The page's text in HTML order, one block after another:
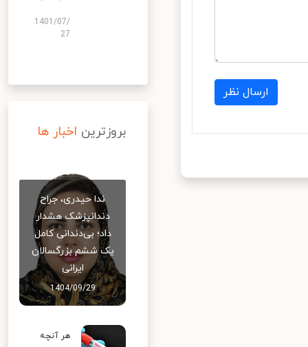
ارسال نظر
1401/07/
27
بروزترین اخبار ها
ندا حیدری، جراح
دندانپزشک هشدار
داد؛ بی‌دندانی کامل
یک ششم بزرگسالان
ایرانی
1404/09/29
هر آنچه